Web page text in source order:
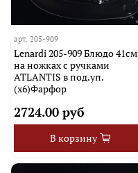
арт.205-909
Lenardi 205-909 Блюдо 41см
на ножках с ручками
ATLANTIS в под.уп.
(х6)Фарфор
2724.00 руб
В корзину